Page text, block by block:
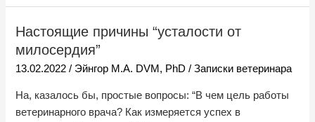
Настоящие причины “усталости от
милосердия”
13.02.2022/ Эйнгор М.А. DVM, PhD/Записки ветеринара
На, казалось бы, простые вопросы: “В чем цель работы
ветеринарного врача? Как измеряется успех в
Настоящие
причины
“усталости
милосердия”